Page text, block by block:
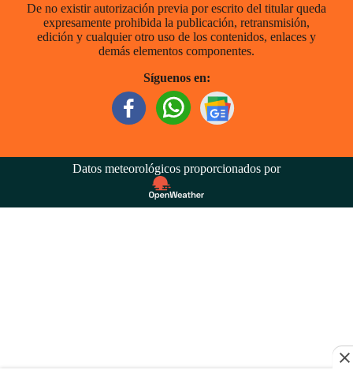
De no existir autorización previa por escrito del titular queda
expresamente prohibida la publicación, retransmisión,
edición y cualquier otro uso de los contenidos, enlaces y
demás elementos componentes.
Síguenos en:
Datos meteorológicos proporcionados por